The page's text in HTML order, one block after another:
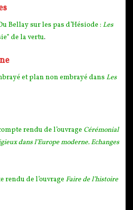
Bellay sur les pas d’Hésiode : Les
de la vertu.
et plan non embrayé dans Les
rendu de l’ouvrage Cérémonial
dans l’Europe moderne. Echanges
rendu de l’ouvrage Faire de l’histoire